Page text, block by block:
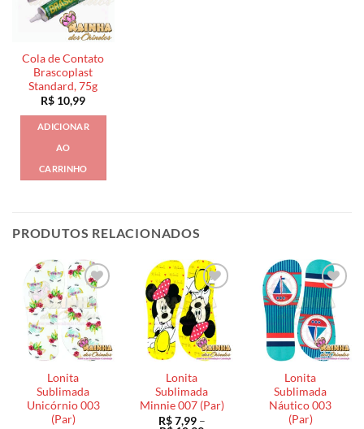
Cola de Contato
Brascoplast
Standard, 75g
R$ 10,99
ADICIONAR
AO
CARRINHO
PRODUTOS RELACIONADOS
Lonita
Sublimada
Unicórnio 003
(Par)
Lonita
Sublimada
Minnie 007 (Par)
R$7,99 –
Lonita
Sublimada
Náutico 003
(Par)